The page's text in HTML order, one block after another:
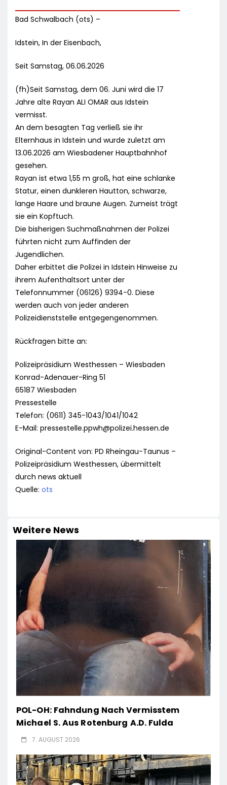
Bad Schwalbach (ots) –
Idstein, In der Eisenbach,
Seit Samstag, 06.06.2026
(fh)Seit Samstag, dem 06. Juni wird die 17
Jahre alte Rayan ALI OMAR aus Idstein
vermisst.
An dem besagten Tag verließ sie ihr
Elternhaus in Idstein und wurde zuletzt am
13.06.2026 am Wiesbadener Hauptbahnhof
gesehen.
Rayan ist etwa 1,55 m groß, hat eine schlanke
Statur, einen dunkleren Hautton, schwarze,
lange Haare und braune Augen. Zumeist trägt
sie ein Kopftuch.
Die bisherigen Suchmaßnahmen der Polizei
führten nicht zum Auffinden der
Jugendlichen.
Daher erbittet die Polizei in Idstein Hinweise zu
ihrem Aufenthaltsort unter der
Telefonnummer (06126) 9394-0. Diese
werden auch von jeder anderen
Polizeidienststelle entgegengenommen.
Rückfragen bitte an:
Polizeipräsidium Westhessen – Wiesbaden
Konrad-Adenauer-Ring 51
65187 Wiesbaden
Pressestelle
Telefon: (0611) 345-1043/1041/1042
E-Mail: pressestelle.ppwh@polizei.hessen.de
Original-Content von: PD Rheingau-Taunus –
Polizeipräsidium Westhessen, übermittelt
durch news aktuell
Quelle: ots
Weitere News
POL-OH: Fahndung Nach Vermisstem
Michael S. Aus Rotenburg A.d. Fulda
7. AUGUST 2026